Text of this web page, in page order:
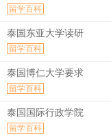
留学百科
泰国东亚大学读研
留学百科
泰国博仁大学要求
留学百科
泰国国际行政学院
留学百科